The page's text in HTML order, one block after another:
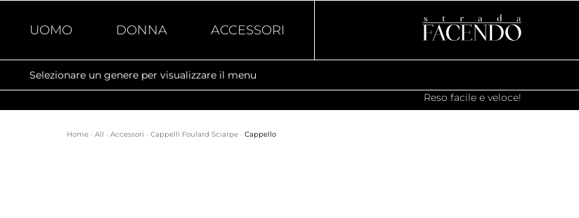
UOMO DONNA ACCESSORI
Selezionare un genere per visualizzare il menu
Reso facile e veloce!
Home · All · Accessori · Cappelli Foulard Sciarpe · Cappello